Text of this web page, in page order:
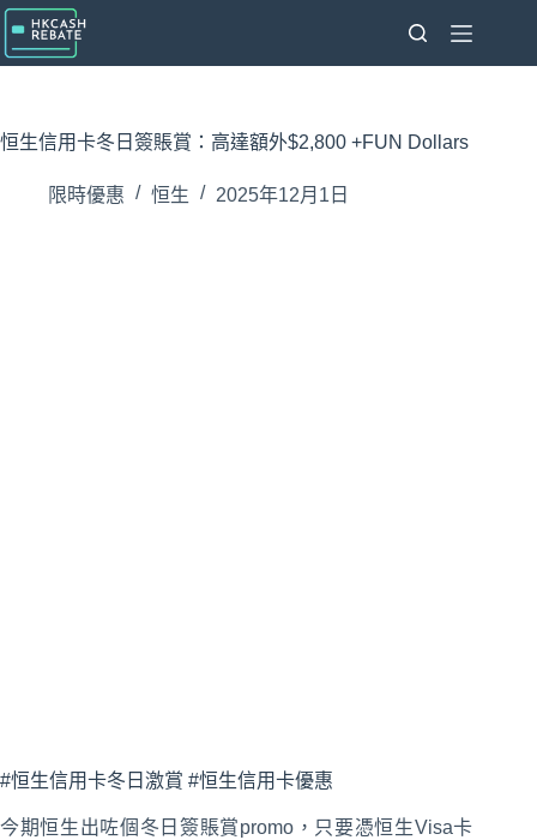
跳
至
主
內
恒生信用卡冬日簽賬賞：高達額外$2,800 +FUN Dollars
限時優惠 恒生 2025年12月1日
#恒生信用卡冬日激賞 #恒生信用卡優惠
今期恒生出咗個冬日簽賬賞promo，只要憑恒生Visa卡